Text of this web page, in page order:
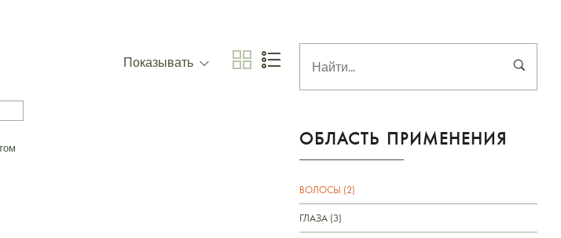
Показывать
ОБЛАСТЬ ПРИМЕНЕНИЯ
ВОЛОСЫ (2)
ГЛАЗА (3)